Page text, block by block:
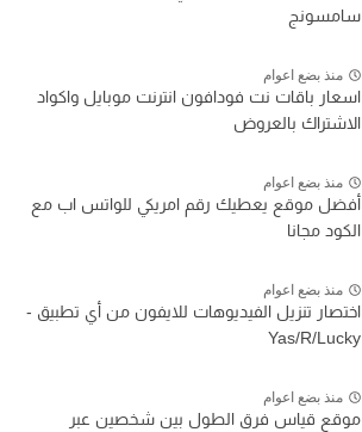
سامسونج
منذ بضع اعوام
اسعار باقات نت فودافون انترنت موبايل واكواد
الاشتراك بالعروض
منذ بضع اعوام
أفضل موقع يعطيك رقم امريكي للواتس اب مع
الكود مجانا
منذ بضع اعوام
اختصار تنزيل الفيديوهات للايفون من أي تطبيق -
Yas/R/Lucky
منذ بضع اعوام
موقع قياس فرق الطول بين شخصين عبر